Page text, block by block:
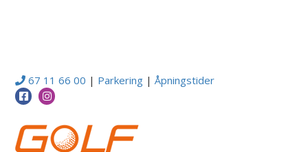
67 11 66 00 | Parkering |Åpningstider